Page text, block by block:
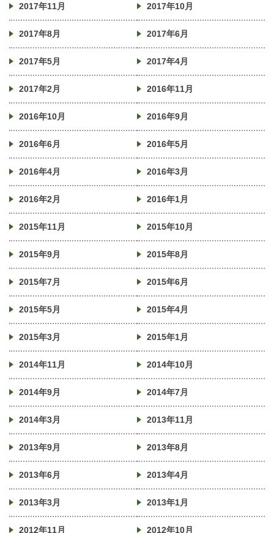
2017年11月 2017年10月
2017年8月 2017年6月
2017年5月 2017年4月
2017年2月 2016年11月
2016年10月 2016年9月
2016年6月 2016年5月
2016年4月 2016年3月
2016年2月 2016年1月
2015年11月 2015年10月
2015年9月 2015年8月
2015年7月 2015年6月
2015年5月 2015年4月
2015年3月 2015年1月
2014年11月 2014年10月
2014年9月 2014年7月
2014年3月 2013年11月
2013年9月 2013年8月
2013年6月 2013年4月
2013年3月 2013年1月
2012年11月 2012年10月